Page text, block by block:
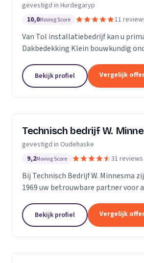
gevestigd in Hurdegaryp
10,0Moving Score 11
Van Tol installatiebedrijf kan u
Dakbedekking Klein bouwkundig
Zonnepanelen
Bekijk profiel Vergelijk
Technisch bedrijf W.
gevestigd in Oudehaske
9,2Moving Score 31 reviews
Bij Technisch Bedrijf W. Minnesma
1969 uw betrouwbare partner voor
onderscheiden we ons door onze
aanpak en korte...
Bekijk profiel Vergelijk